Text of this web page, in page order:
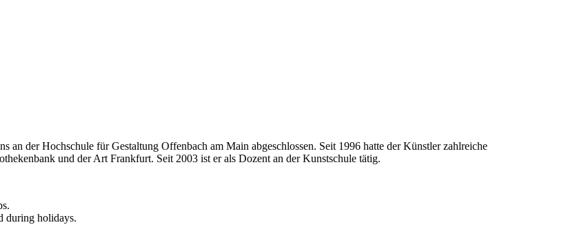
der Hochschule für Gestaltung Offenbach am Main abgeschlossen. Seit 1996 hatte der Künstler zahlreiche
und der Art Frankfurt. Seit 2003 ist er als Dozent an der Kunstschule tätig.
during holidays.